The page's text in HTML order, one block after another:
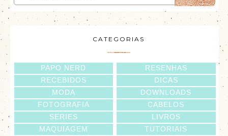
CATEGORIAS
RESENHAS
DICAS
DOWNLOADS
CABELOS
LIVROS
TUTORIAIS
PAPO NERD
RECEBIDOS
MODA
FOTOGRAFIA
SERIES
MAQUIAGEM